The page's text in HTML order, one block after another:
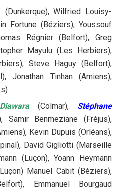
(Dunkerque), Wilfried Louisy-
Fortune (Béziers), Youssouf
Régnier (Belfort), Greg
Mayulu (Les Herbiers),
Steve Haguy (Belfort),
Jonathan Tinhan (Amiens),
(Colmar), Stéphane
Samir Benmeziane (Fréjus),
Kevin Dupuis (Orléans),
David Gigliotti (Marseille
(Luçon), Yoann Heymann
Manuel Cabit (Béziers),
Emmanuel Bourgaud